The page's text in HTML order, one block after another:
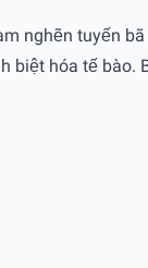
nghẽn tuyến
hóa tế